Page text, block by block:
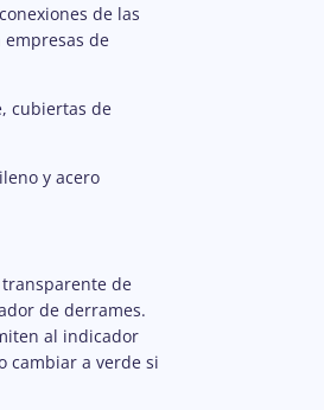
de las
de
cubiertas de
y acero
de
de derrames.
al indicador
cambiar a verde si